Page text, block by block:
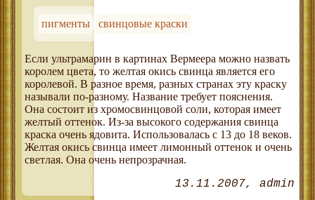
пигменты свинцовые краски
Если ультрамарин в картинах Вермеера можно назвать
королем цвета, то желтая окись свинца является его
королевой. В разное время, разных странах эту краску
называли по-разному. Название требует пояснения.
Она состоит из хромосвинцовой соли, которая имеет
желтый оттенок. Из-за высокого содержания свинца
краска очень ядовита. Использовалась с 13 до 18 веков.
Желтая окись свинца имеет лимонный оттенок и очень
светлая. Она очень непрозрачная.
13.11.2007 admin